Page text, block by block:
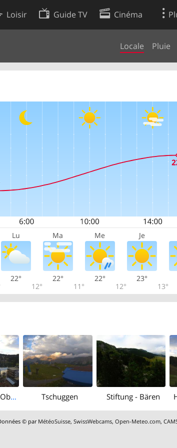
Loisir Guide TV Cinéma
Locale Pluie
Lu Ma Me Je
22°
12°
22°
11°
22°
12°
23°
13°
Eissporthalle Obersee Tschuggen Stiftung - Bären
© parMétéoSuisse,SwissWebcams,Open-Meteo.com,
de cookies